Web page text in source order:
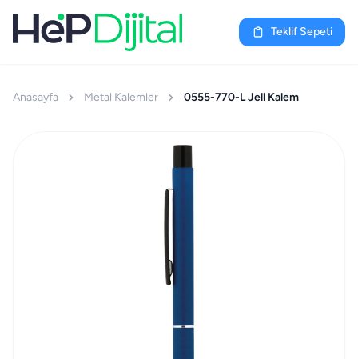
Teklif Sepeti
Anasayfa Metal Kalemler 0555-770-L Jell Kalem